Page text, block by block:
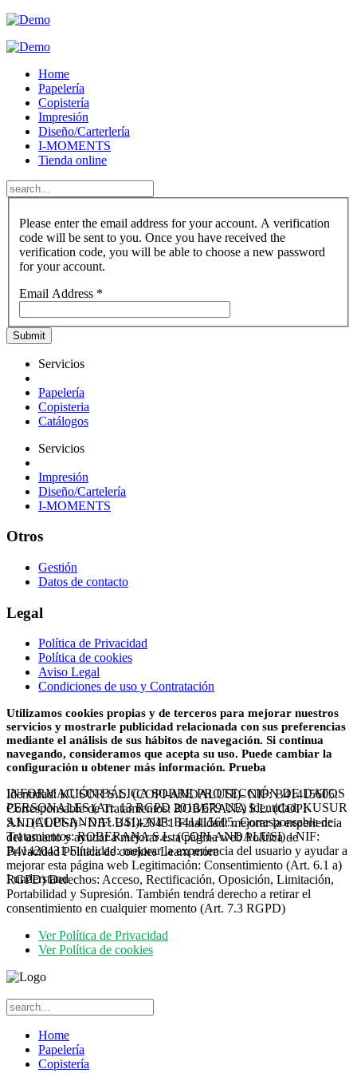
Home
Papelería
Copistería
Impresión
Diseño/Carterlería
I-MOMENTS
Tienda online
Please enter the email address for your account. A verification
code will be sent to you. Once you have received the
verification code, you will be able to choose a new password
for your account.
Email Address *
Submit
Servicios
Papelería
Copisteria
Catálogos
Servicios
Impresión
Diseño/Cartelería
I-MOMENTS
Otros
Gestión
Datos de contacto
Legal
Política de Privacidad
Política de cookies
Aviso Legal
Condiciones de uso y Contratación
Utilizamos cookies propias y de terceros para mejorar nuestros
servicios y mostrarle publicidad relacionada con sus preferencias
mediante el análisis de sus hábitos de navegación. Si continua
navegando, consideramos que acepta su uso. Puede cambiar la
configuración u obtener más información. Prueba
Identidad: KUSUR S.L. (COPI-ANDALUSI)- NIF: B41415605.
Corresponsable de Tratamientos: ROBERANA S.L. (COPI-
ANDALUSI) - NIF: B41420431 Finalidad: mejorar la experiencia
del usuario y ayudar a mejorar esta página web Política de
Privacidad Política de cookiesLearn more
I understand
INFORMACIÓN BÁSICA SOBRE PROTECCIÓN DE DATOS
PERSONALES (Art. 13 RGPD 2016/679 UE) Identidad: KUSUR
S.L. (COPI-ANDALUSI)- NIF: B41415605. Corresponsable de
Tratamientos: ROBERANA S.L. (COPI-ANDALUSI) - NIF:
B41420431 Finalidad: mejorar la experiencia del usuario y ayudar a
mejorar esta página web Legitimación: Consentimiento (Art. 6.1 a)
RGPD) Derechos: Acceso, Rectificación, Oposición, Limitación,
Portabilidad y Supresión. También tendrá derecho a retirar el
consentimiento en cualquier momento (Art. 7.3 RGPD)
Ver Política de Privacidad
Ver Política de cookies
Home
Papelería
Copistería